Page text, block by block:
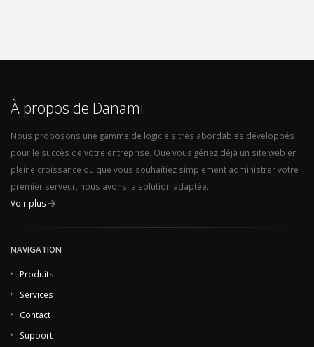
À propos de Danami
Nous proposons une gamme de logiciels très abordables développés
pour le succès de votre entreprise. Que vous gériez déjà un site web en
pleine croissance ou que vous souhaitiez simplement administrer votre
premier serveur, nous avons la solution adaptée.
Voir plus
NAVIGATION
Produits
Services
Contact
Support